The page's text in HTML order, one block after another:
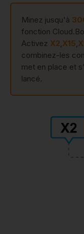
Minez jusqu'à
fonction
Activez X2 X15
combinez-les
met en place et
lancé.